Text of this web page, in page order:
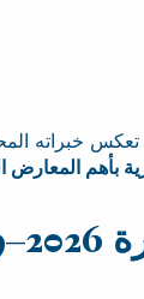
خبراته
بأهم المعارض